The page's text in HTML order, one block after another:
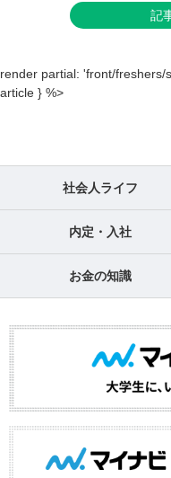
記
render partial: 'front/freshers/
article } %>
社会人ライフ
内定・入社
お金の知識